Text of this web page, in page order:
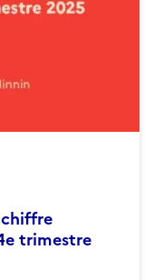
trimestre